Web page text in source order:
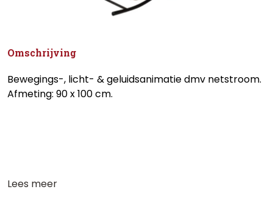
Omschrijving
Bewegings-, licht- & geluidsanimatie dmv netstroom.
Afmeting: 90 x 100 cm.
Lees meer